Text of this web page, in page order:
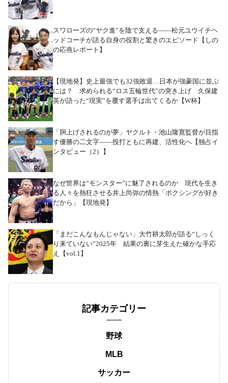
スワローズの“ヤク進”を陰で支える――松元ユウイチヘ
ッドコーチが語る自身の役割と驚きのエピソード【しの
の応燕レポート】
【現地発】史上最強でも32強敗退…日本が強豪国に並ぶ
には？ 求められる“ロス五輪世代”の突き上げ 久保建
英が語った“現実”を覆す選手は出てくるか【W杯】
「胴上げされるのが夢」ヤクルト・池山隆寛監督が目指
す優勝の二文字――投打ともに再建、活性化へ【独占イ
ンタビュー（2）】
なぜ世界は“モンスター”に魅了されるのか 現代を生き
る人々を熱狂させる井上尚弥の情熱「ボクシングが好き
だから」【現地発】
「まだこんなもんじゃない」大竹耕太郎が語る“しっく
り来ていない”2025年 結果の裏に芽生えた確かな手応
え【vol.1】
記事カテゴリー
野球
MLB
サッカー